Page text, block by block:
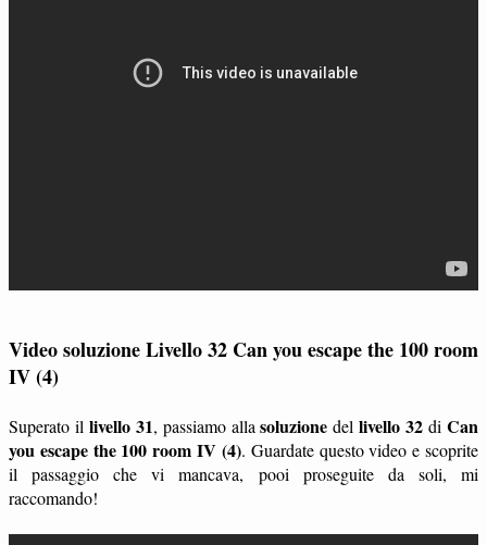
Video soluzione Livello 32 Can you escape the 100 room
IV (4)
Superato il livello 31, passiamo allasoluzione dellivello 32 diCan
you escape the 100 room IV (4). Guardate questo video e scoprite
il passaggio che vi mancava, pooi proseguite da soli, mi
raccomando!